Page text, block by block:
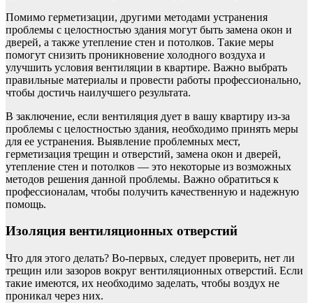
Помимо герметизации, другими методами устранения
проблемы с целостностью здания могут быть замена окон и
дверей, а также утепление стен и потолков. Такие меры
помогут снизить проникновение холодного воздуха и
улучшить условия вентиляции в квартире. Важно выбрать
правильные материалы и провести работы профессионально,
чтобы достичь наилучшего результата.
В заключение, если вентиляция дует в вашу квартиру из-за
проблемы с целостностью здания, необходимо принять меры
для ее устранения. Выявление проблемных мест,
герметизация трещин и отверстий, замена окон и дверей,
утепление стен и потолков — это некоторые из возможных
методов решения данной проблемы. Важно обратиться к
профессионалам, чтобы получить качественную и надежную
помощь.
Изоляция вентиляционных отверстий
Что для этого делать? Во-первых, следует проверить, нет ли
трещин или зазоров вокруг вентиляционных отверстий. Если
такие имеются, их необходимо заделать, чтобы воздух не
проникал через них.